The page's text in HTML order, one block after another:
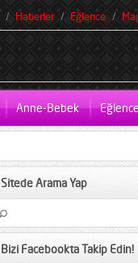
Haberler Eğlence
Anne-Bebek
Sitede Arama Yap
Bizi Facebookta Takip Edin!